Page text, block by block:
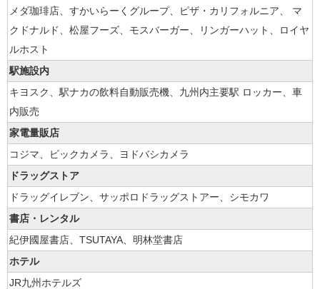
メダ珈琲店、すかいらーくグループ、ピザ・カリフォルニア、 マ
クドナルド、松屋フーズ、モスバーガー、リンガーハット、ロイヤ
ルホスト
駅施設内
キヨスク、駅ナカの飲料自動販売機、九州内主要駅 ロッカー、車
内販売
家電量販店
コジマ、ビックカメラ、ヨドバシカメラ
ドラッグストア
ドラッグイレブン、サッポロドラッグストアー、シモカワ
書店・レンタル
紀伊國屋書店、TSUTAYA、明林堂書店
ホテル
JR九州ホテルズ